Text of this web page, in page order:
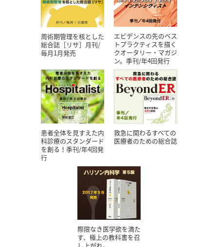
周術期管理を核とした
総合誌［リサ］月刊/
毎月1月発売
エビデンスの先のベス
トプラクティスを描く
クオータリー・マガジ
ン。季刊/年4回発行
患者全体を見すえた内
科診療のスタンダード
を創る！季刊/年4回発
行
救急に関わるすべての
医療者のための総合誌
際限なき医学欲を満た
す、極上の教科書を召
し上がれ。